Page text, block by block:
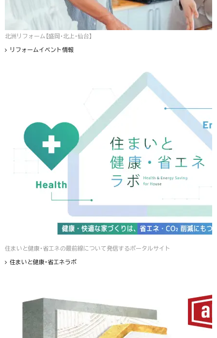
北洲リフォーム【盛岡・北上・仙台】
リフォームイベント情報
住まいと健康・省エネの最前線について発信するポータルサイト
住まいと健康・省エネラボ